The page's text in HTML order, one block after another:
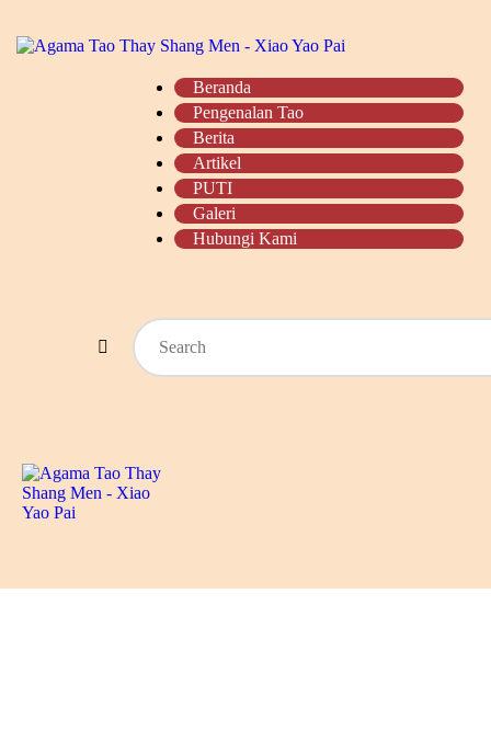
Beranda
Pengenalan Tao
Berita
Artikel
PUTI
Galeri
Hubungi Kami
BERANDA
PENGENALAN TAO
HUBUNGI KAMI